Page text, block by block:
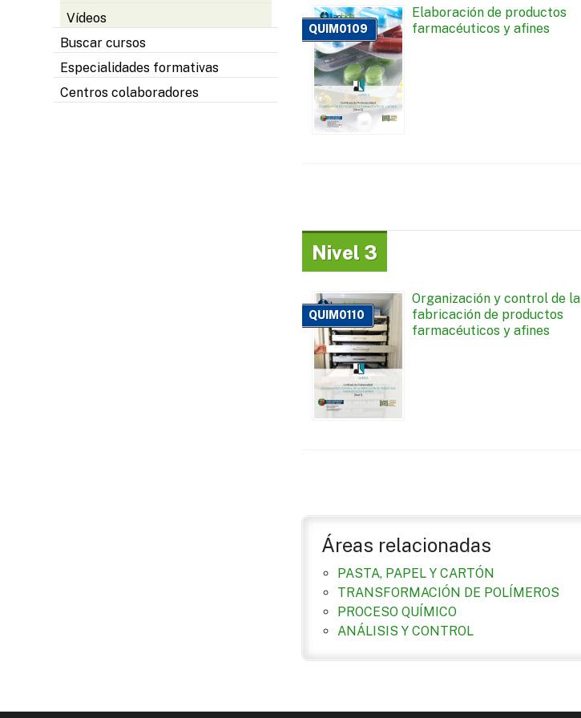
Vídeos
Buscar cursos
Especialidades formativas
Centros colaboradores
QUIM0109
Elaboración de productos
farmacéuticos y afines
Nivel 3
QUIM0110
Organización y control de la
fabricación de productos
farmacéuticos y afines
Áreas relacionadas
PASTA, PAPEL Y CARTÓN
TRANSFORMACIÓN DE POLÍMEROS
PROCESO QUÍMICO
ANÁLISIS Y CONTROL